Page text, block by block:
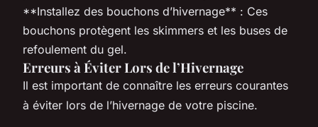
**Installez des bouchons d’hivernage** : Ces
bouchons protègent les skimmers et les buses de
refoulement du gel.
Erreurs à Éviter Lors de l’Hivernage
Il est important de connaître les erreurs courantes
à éviter lors de l’hivernage de votre piscine.